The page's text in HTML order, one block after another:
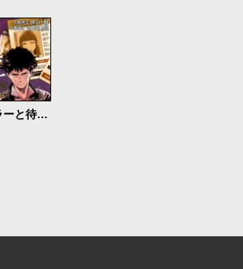
今夜もシリアルキラーと待ち合わせ